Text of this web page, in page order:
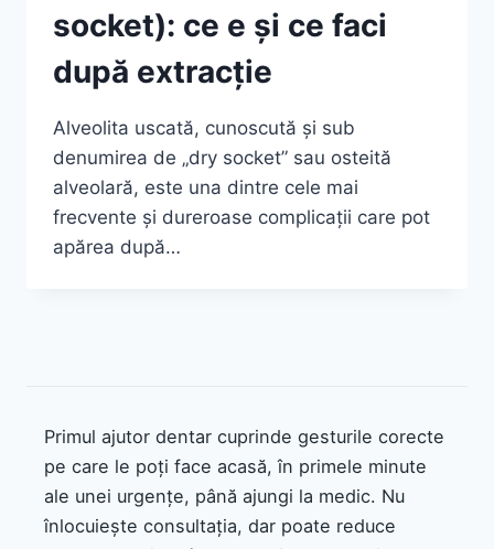
socket): ce e și ce faci
după extracție
Alveolita uscată, cunoscută și sub
denumirea de „dry socket” sau osteită
alveolară, este una dintre cele mai
frecvente și dureroase complicații care pot
apărea după…
Primul ajutor dentar cuprinde gesturile corecte
pe care le poți face acasă, în primele minute
ale unei urgențe, până ajungi la medic. Nu
înlocuiește consultația, dar poate reduce